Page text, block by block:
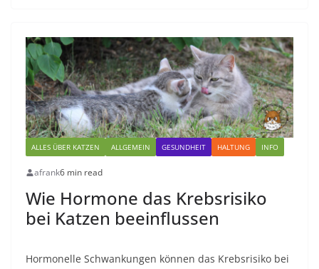
ALLES ÜBER KATZEN ALLGEMEIN GESUNDHEIT HALTUNG INFO
afrank6 min read
Wie Hormone das Krebsrisiko
bei Katzen beeinflussen
Hormonelle Schwankungen können das Krebsrisiko bei